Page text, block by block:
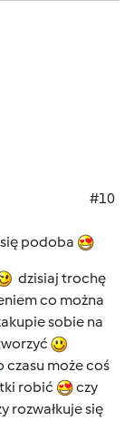
#10
podoba
dzisiaj trochę
co można
sobie na
czasu może coś
robić
czy
rozwałkuje się